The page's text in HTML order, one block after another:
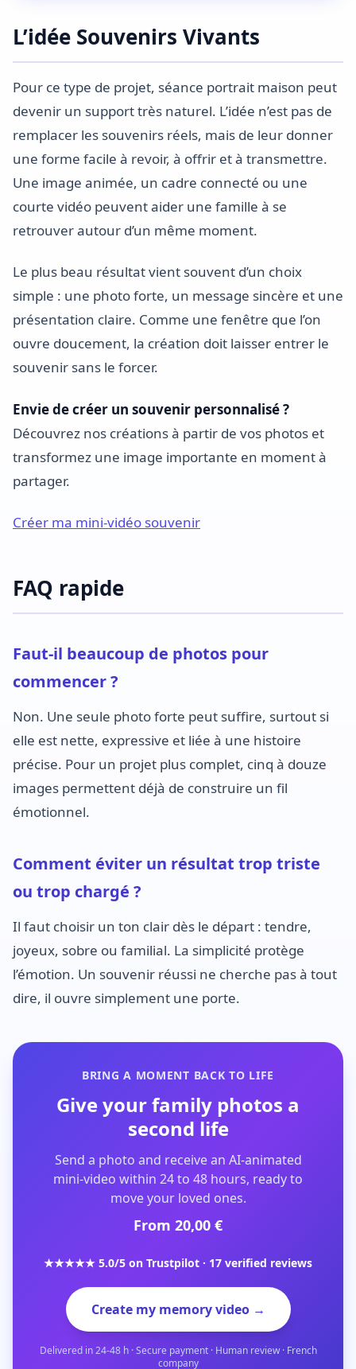
L’idée Souvenirs Vivants
Pour ce type de projet, séance portrait maison peut
devenir un support très naturel. L’idée n’est pas de
remplacer les souvenirs réels, mais de leur donner
une forme facile à revoir, à offrir et à transmettre.
Une image animée, un cadre connecté ou une
courte vidéo peuvent aider une famille à se
retrouver autour d’un même moment.
Le plus beau résultat vient souvent d’un choix
simple : une photo forte, un message sincère et une
présentation claire. Comme une fenêtre que l’on
ouvre doucement, la création doit laisser entrer le
souvenir sans le forcer.
Envie de créer un souvenir personnalisé ?
Découvrez nos créations à partir de vos photos et
transformez une image importante en moment à
partager.
Créer ma mini-vidéo souvenir
FAQ rapide
Faut-il beaucoup de photos pour
commencer ?
Non. Une seule photo forte peut suffire, surtout si
elle est nette, expressive et liée à une histoire
précise. Pour un projet plus complet, cinq à douze
images permettent déjà de construire un fil
émotionnel.
Comment éviter un résultat trop triste
ou trop chargé ?
Il faut choisir un ton clair dès le départ : tendre,
joyeux, sobre ou familial. La simplicité protège
l’émotion. Un souvenir réussi ne cherche pas à tout
dire, il ouvre simplement une porte.
BRING A MOMENT BACK TO LIFE
Give your family photos a
second life
Send a photo and receive an AI-animated
mini-video within 24 to 48 hours, ready to
move your loved ones.
From 20,00 €
★★★★★ 5.0/5 on Trustpilot · 17 verified reviews
Create my memory video →
Delivered in 24-48 h · Secure payment · Human review · French
company